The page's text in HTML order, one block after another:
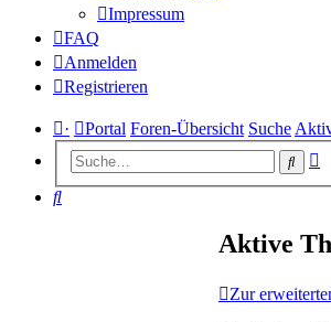
Impressum
FAQ
Anmelden
Registrieren
· Portal Foren-Übersicht Suche
Suche
Suche
Aktive
Zur